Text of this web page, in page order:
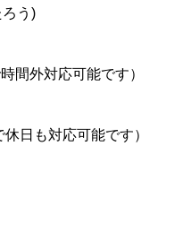
う)
間外対応可能です）
日も対応可能です）